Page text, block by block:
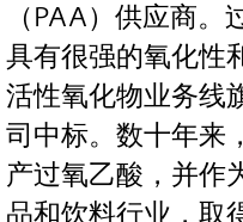
（PAA）供应商。
具有很强的氧化性
活性氧化物业务线
司中标。数十年来
产过氧乙酸，并作
品和饮料行业，取